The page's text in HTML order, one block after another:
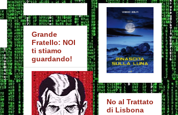
Grande
Fratello: NOI
ti stiamo
guardando!
No al Trattato
di Lisbona